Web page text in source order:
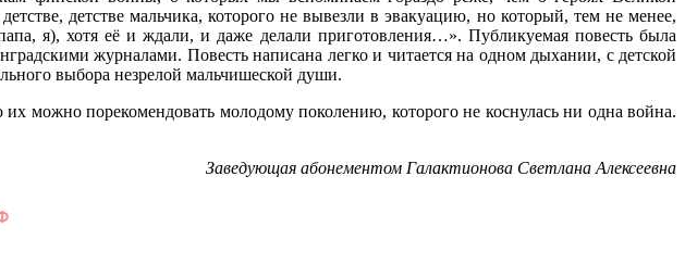
детстве мальчика, которого не вывезли в эвакуацию, но который, тем не менее,
я), хотя её и ждали, и даже делали приготовления…». Публикуемая повесть была
журналами. Повесть написана легко и читается на одном дыхании, с детской
выбора незрелой мальчишеской души.
можно порекомендовать молодому поколению, которого не коснулась ни одна война.
Заведующая абонементом Галактионова Светлана Алексеевна